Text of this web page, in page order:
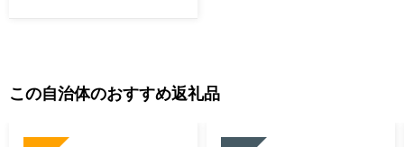
この自治体のおすすめ返礼品